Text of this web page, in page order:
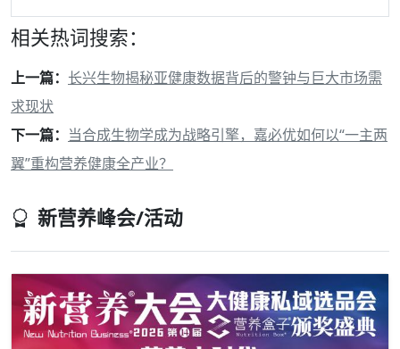
相关热词搜索：
上一篇： 长兴生物揭秘亚健康数据背后的警钟与巨大市场需
求现状
下一篇： 当合成生物学成为战略引擎，嘉必优如何以“一主两
翼”重构营养健康全产业？
新营养峰会/活动